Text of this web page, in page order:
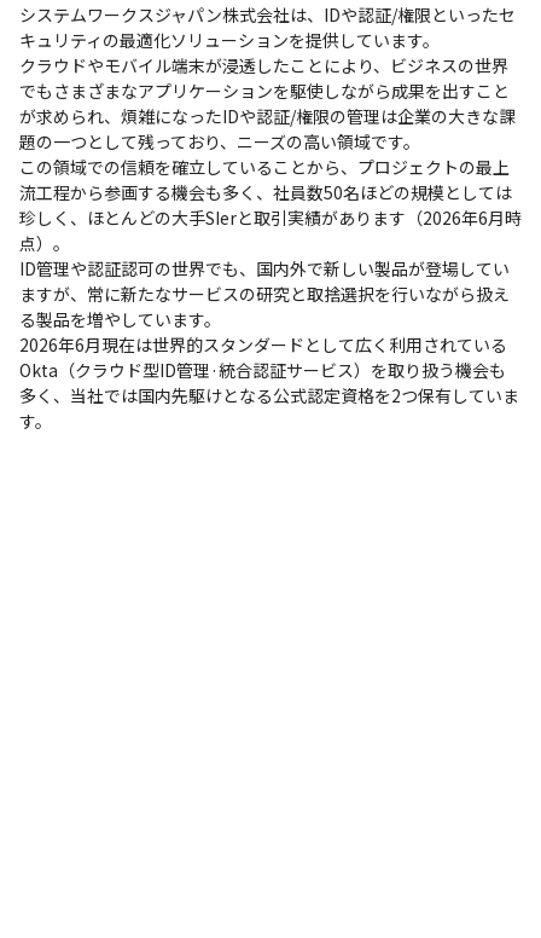
システムワークスジャパン株式会社は、IDや認証/権限といったセ
キュリティの最適化ソリューションを提供しています。
クラウドやモバイル端末が浸透したことにより、ビジネスの世界
でもさまざまなアプリケーションを駆使しながら成果を出すこと
が求められ、煩雑になったIDや認証/権限の管理は企業の大きな課
題の一つとして残っており、ニーズの高い領域です。
この領域での信頼を確立していることから、プロジェクトの最上
流工程から参画する機会も多く、社員数50名ほどの規模としては
珍しく、ほとんどの大手SIerと取引実績があります（2026年6月時
点）。
ID管理や認証認可の世界でも、国内外で新しい製品が登場してい
ますが、常に新たなサービスの研究と取捨選択を行いながら扱え
る製品を増やしています。
2026年6月現在は世界的スタンダードとして広く利用されている
Okta（クラウド型ID管理·統合認証サービス）を取り扱う機会も
多く、当社では国内先駆けとなる公式認定資格を2つ保有していま
す。